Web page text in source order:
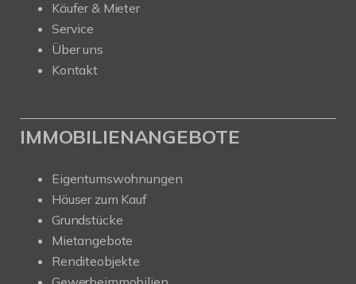
Käufer & Mieter
Service
Über uns
Kontakt
IMMOBILIENANGEBOTE
Eigentumswohnungen
Häuser zum Kauf
Grundstücke
Mietangebote
Renditeobjekte